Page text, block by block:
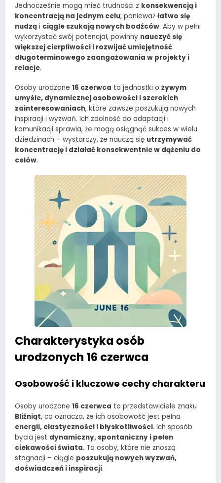
Jednocześnie mogą mieć trudności z konsekwencją i
koncentracją na jednym celu, ponieważ łatwo się
nudzą i ciągle szukają nowych bodźców. Aby w pełni
wykorzystać swój potencjał, powinny nauczyć się
większej cierpliwości i rozwijać umiejętność
długoterminowego zaangażowania w projekty i
relacje.
Osoby urodzone 16 czerwca to jednostki o żywym
umyśle, dynamicznej osobowości i szerokich
zainteresowaniach, które zawsze poszukują nowych
inspiracji i wyzwań. Ich zdolność do adaptacji i
komunikacji sprawia, że mogą osiągnąć sukces w wielu
dziedzinach – wystarczy, że nauczą się utrzymywać
koncentrację i działać konsekwentnie w dążeniu do
celów.
Charakterystyka osób
urodzonych 16 czerwca
Osobowość i kluczowe cechy charakteru
Osoby urodzone 16 czerwca to przedstawiciele znaku
Bliźniąt, co oznacza, że ich osobowość jest pełna
energii, elastyczności i błyskotliwości. Ich sposób
bycia jest dynamiczny, spontaniczny i pełen
ciekawości świata. To osoby, które nie znoszą
stagnacji – ciągle poszukują nowych wyzwań,
doświadczeń i inspiracji.